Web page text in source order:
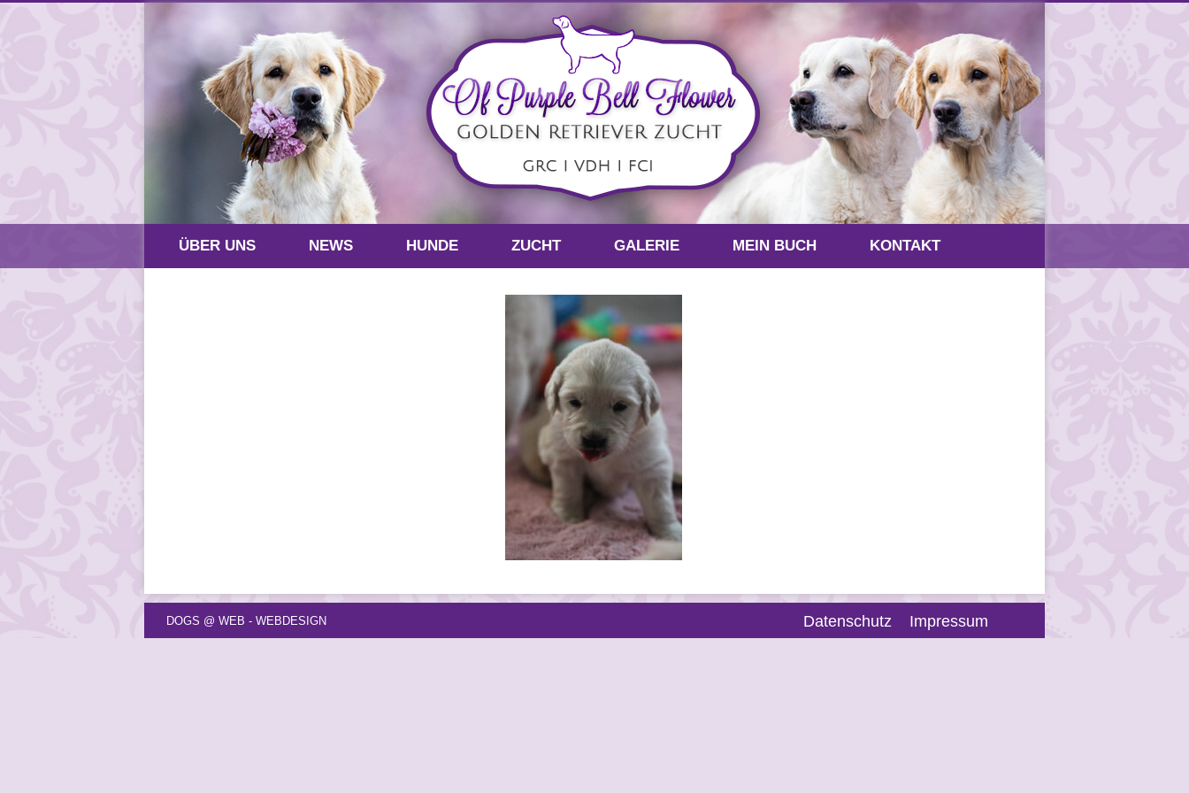
ÜBER UNS NEWS HUNDE ZUCHT GALERIE MEIN BUCH KONTAKT
DOGS @ WEB - WEBDESIGN Datenschutz Impressum